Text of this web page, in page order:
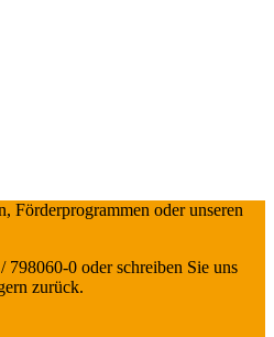
Förderprogrammen oder unseren
798060-0 oder schreiben Sie uns
zurück.